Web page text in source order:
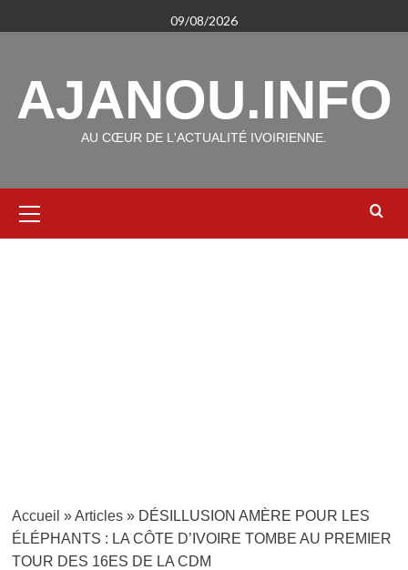
au
09/08/2026
AJANOU.INFO
AU CŒUR DE L'ACTUALITÉ IVOIRIENNE.
principal
Accueil »Articles» DÉSILLUSION AMÈRE POUR LES
ÉLÉPHANTS : LA CÔTE D’IVOIRE TOMBE AU PREMIER
TOUR DES 16ES DE LA CDM